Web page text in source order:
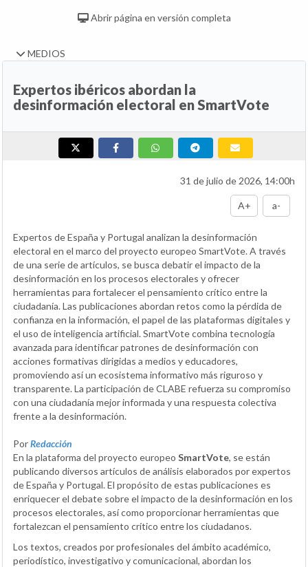
Abrir página en versión completa
MEDIOS
Expertos ibéricos abordan la
desinformación electoral en SmartVote
31 de julio de 2026, 14:00h
A+ a-
Expertos de España y Portugal analizan la desinformación
electoral en el marco del proyecto europeo SmartVote. A través
de una serie de artículos, se busca debatir el impacto de la
desinformación en los procesos electorales y ofrecer
herramientas para fortalecer el pensamiento crítico entre la
ciudadanía. Las publicaciones abordan retos como la pérdida de
confianza en la información, el papel de las plataformas digitales y
el uso de inteligencia artificial. SmartVote combina tecnología
avanzada para identificar patrones de desinformación con
acciones formativas dirigidas a medios y educadores,
promoviendo así un ecosistema informativo más riguroso y
transparente. La participación de CLABE refuerza su compromiso
con una ciudadanía mejor informada y una respuesta colectiva
frente a la desinformación.
PorRedacción
En la plataforma del proyecto europeo SmartVote, se están
publicando diversos artículos de análisis elaborados por expertos
de España y Portugal. El propósito de estas publicaciones es
enriquecer el debate sobre el impacto de la desinformación en los
procesos electorales, así como proporcionar herramientas que
fortalezcan el pensamiento crítico entre los ciudadanos.
Los textos, creados por profesionales del ámbito académico,
periodístico, investigativo y comunicacional, abordan los